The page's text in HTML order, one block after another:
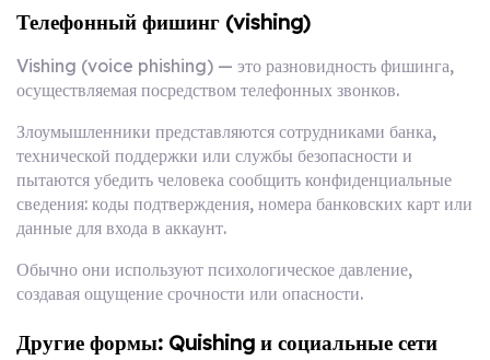
Телефонный фишинг (vishing)
Vishing (voice phishing) — это разновидность фишинга,
осуществляемая посредством телефонных звонков.
Злоумышленники представляются сотрудниками банка,
технической поддержки или службы безопасности и
пытаются убедить человека сообщить конфиденциальные
сведения: коды подтверждения, номера банковских карт или
данные для входа в аккаунт.
Обычно они используют психологическое давление,
создавая ощущение срочности или опасности.
Другие формы: Quishing и социальные сети